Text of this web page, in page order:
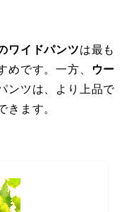
ワイドパンツは最も
めです。一方、
ウー
ンツは、より上品で
きます。